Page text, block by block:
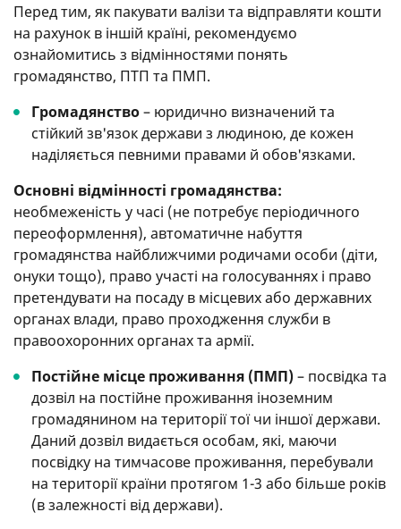
Перед тим, як пакувати валізи та відправляти кошти
на рахунок в іншій країні, рекомендуємо
ознайомитись з відмінностями понять
громадянство, ПТП та ПМП.
Громадянство– юридично визначений та
стійкий зв'язок держави з людиною, де кожен
наділяється певними правами й обов'язками.
Основні відмінності громадянства:
необмеженість у часі (не потребує періодичного
переоформлення), автоматичне набуття
громадянства найближчими родичами особи (діти,
онуки тощо), право участі на голосуваннях і право
претендувати на посаду в місцевих або державних
органах влади, право проходження служби в
правоохоронних органах та армії.
Постійне місце проживання (ПМП)– посвідка та
дозвіл на постійне проживання іноземним
громадянином на території тої чи іншої держави.
Даний дозвіл видається особам, які, маючи
посвідку на тимчасове проживання, перебували
на території країни протягом 1-3 або більше років
(в залежності від держави).